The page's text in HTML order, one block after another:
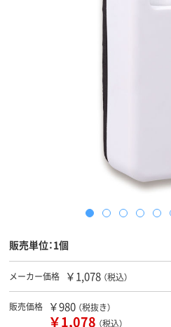
販売単位：1個
メーカー価格 ￥1,078 （税込）
販売価格 ￥980 （税抜き）
￥1,078 （税込）